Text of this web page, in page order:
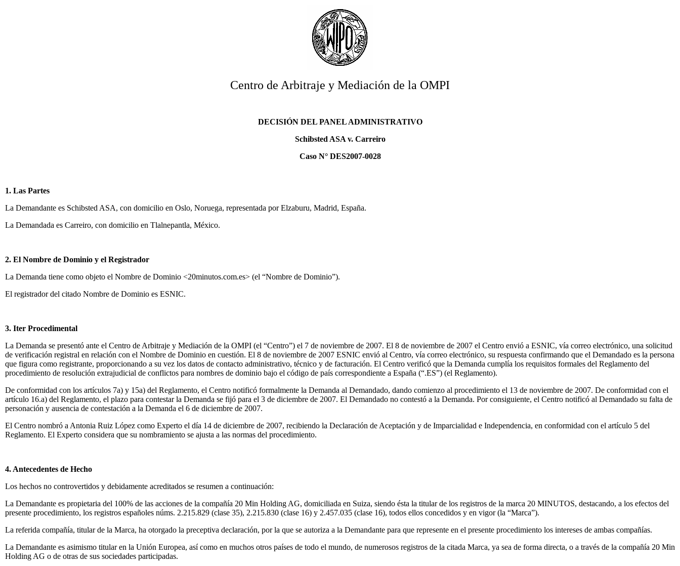
Centro de Arbitraje y Mediación de la OMPI
DECISIÓN DEL PANEL ADMINISTRATIVO
Schibsted ASA v. Carreiro
Caso N° DES2007-0028
1. Las Partes
La Demandante es Schibsted ASA, con domicilio en Oslo, Noruega, representada por Elzaburu, Madrid, España.
La Demandada es Carreiro, con domicilio en Tlalnepantla, México.
2. El Nombre de Dominio y el Registrador
La Demanda tiene como objeto el Nombre de Dominio <20minutos.com.es> (el “Nombre de Dominio”).
El registrador del citado Nombre de Dominio es ESNIC.
3. Iter Procedimental
La Demanda se presentó ante el Centro de Arbitraje y Mediación de la OMPI (el “Centro”) el 7 de noviembre de 2007. El 8 de noviembre de 2007 el Centro envió a ESNIC, vía correo electrónico, una solicitud
de verificación registral en relación con el Nombre de Dominio en cuestión. El 8 de noviembre de 2007 ESNIC envió al Centro, vía correo electrónico, su respuesta confirmando que el Demandado es la persona
que figura como registrante, proporcionando a su vez los datos de contacto administrativo, técnico y de facturación. El Centro verificó que la Demanda cumplía los requisitos formales del Reglamento del
procedimiento de resolución extrajudicial de conflictos para nombres de dominio bajo el código de país correspondiente a España (“.ES”) (el Reglamento).
De conformidad con los artículos 7a) y 15a) del Reglamento, el Centro notificó formalmente la Demanda al Demandado, dando comienzo al procedimiento el 13 de noviembre de 2007. De conformidad con el
artículo 16.a) del Reglamento, el plazo para contestar la Demanda se fijó para el 3 de diciembre de 2007. El Demandado no contestó a la Demanda. Por consiguiente, el Centro notificó al Demandado su falta de
personación y ausencia de contestación a la Demanda el 6 de diciembre de 2007.
El Centro nombró a Antonia Ruiz López como Experto el día 14 de diciembre de 2007, recibiendo la Declaración de Aceptación y de Imparcialidad e Independencia, en conformidad con el artículo 5 del
Reglamento. El Experto considera que su nombramiento se ajusta a las normas del procedimiento.
4. Antecedentes de Hecho
Los hechos no controvertidos y debidamente acreditados se resumen a continuación:
La Demandante es propietaria del 100% de las acciones de la compañía 20 Min Holding AG, domiciliada en Suiza, siendo ésta la titular de los registros de la marca 20 MINUTOS, destacando, a los efectos del
presente procedimiento, los registros españoles núms. 2.215.829 (clase 35), 2.215.830 (clase 16) y 2.457.035 (clase 16), todos ellos concedidos y en vigor (la “Marca”).
La referida compañía, titular de la Marca, ha otorgado la preceptiva declaración, por la que se autoriza a la Demandante para que represente en el presente procedimiento los intereses de ambas compañías.
La Demandante es asimismo titular en la Unión Europea, así como en muchos otros países de todo el mundo, de numerosos registros de la citada Marca, ya sea de forma directa, o a través de la compañía 20 Min
Holding AG o de otras de sus sociedades participadas.